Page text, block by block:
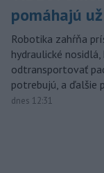
pomáhajú
Robotika zahŕňa
hydraulické
odtransportovať
potrebujú, a ďalšie
dnes 12:31